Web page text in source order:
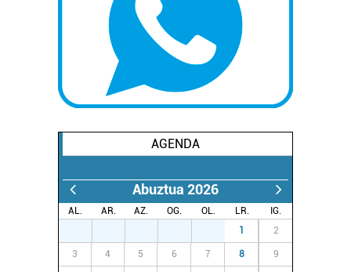
AGENDA
Abuztua 2026
AL. AR. AZ. OG. OL. LR.
IG.
1 2
3 4 5 6 7 8 9